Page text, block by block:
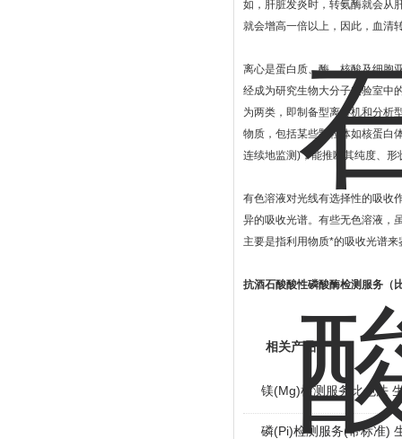
如，肝脏发炎时，转氨酶就会从
就会增高一倍以上，因此，血清
离心是蛋白质、酶、核酸及细胞
经成为研究生物大分子实验室中
为两类，即制备型离心机和分析
物质，包括某些颗粒体如核蛋白
连续地监测)，能推断其纯度、
有色溶液对光线有选择性的吸收
异的吸收光谱。有些无色溶液，
主要是指利用物质*的吸收光谱
抗酒石酸酸性磷酸酶检测服务（
相关产品
镁(Mg)检测服务比色法
磷(Pi)检测服务(带标准)